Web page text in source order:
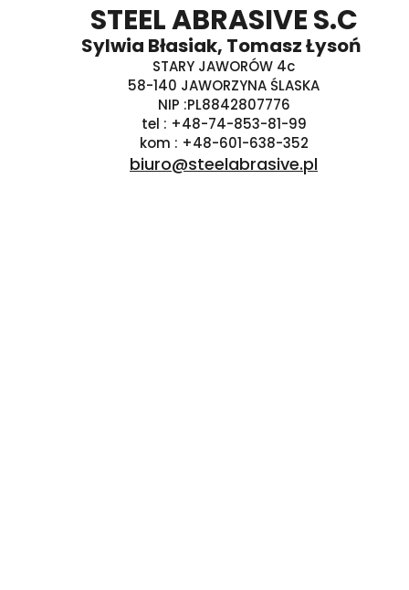
STEEL ABRASIVE S.C
Sylwia Błasiak, Tomasz Łysoń
STARY JAWORÓW 4c
58-140 JAWORZYNA ŚLASKA
NIP :PL8842807776
tel : +48-74-853-81-99
kom : +48-601-638-352
biuro@steelabrasive.pl